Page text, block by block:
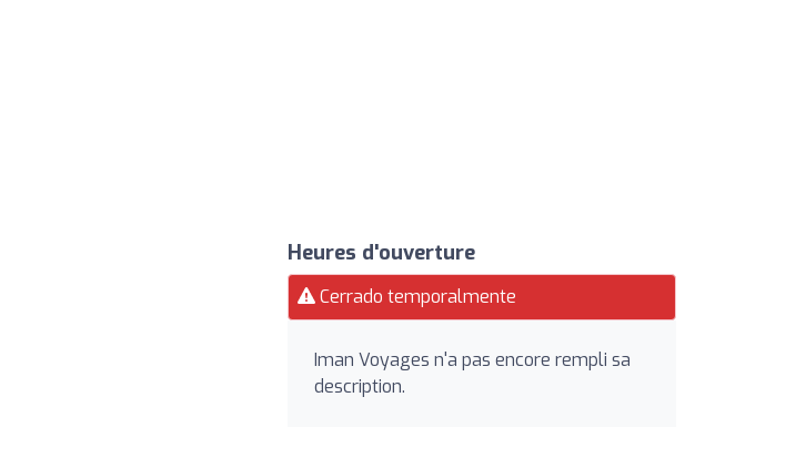
Heures d'ouverture
Cerrado temporalmente
Iman Voyages n'a pas encore rempli sa
description.